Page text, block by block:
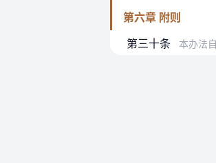
第六章 附则
第三十条
本办法